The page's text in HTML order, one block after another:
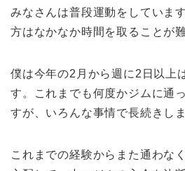
みなさんは普段運動をしていま
方はなかなか時間を取ることが
僕は今年の2月から週に2日以上
す。これまでも何度かジムに通
すが、いろんな事情で長続きし
これまでの経験からまた通わな